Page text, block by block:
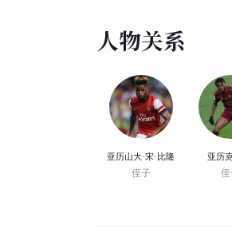
人物关系
亚历山大·宋·比隆
侄子
亚历